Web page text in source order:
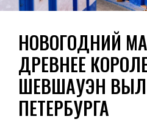
НОВОГОДНИЙ
ДРЕВНЕЕ
ШЕВШАУЭН
ПЕТЕРБУРГА